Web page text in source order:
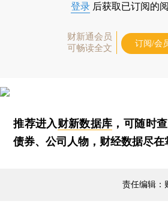
登录 后获取已订阅的
财新通会员
可畅读全文
订阅/会
推荐进入财新数据库 ，可随时
债券、公司人物，财经数据尽在
责任编辑：